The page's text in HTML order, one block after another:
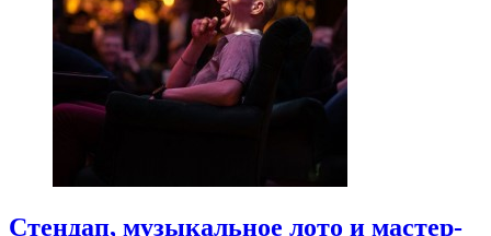
Стендап, музыкальное лото и мастер-